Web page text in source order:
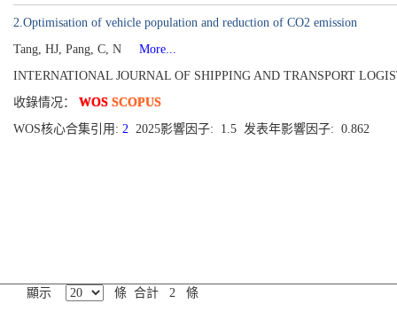
2.Optimisation of vehicle population and reduction of CO2 emission
Tang, HJ, Pang, C, N
More...
INTERNATIONAL JOURNAL OF SHIPPING AND TRANSPORT
收錄情况： WOS SCOPUS
WOS核心合集引用: 2 2025影響因子: 1.5 发表年影響因子: 0.862
顯示 條 合計 2 條